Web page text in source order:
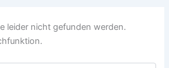
leider nicht gefunden werden.